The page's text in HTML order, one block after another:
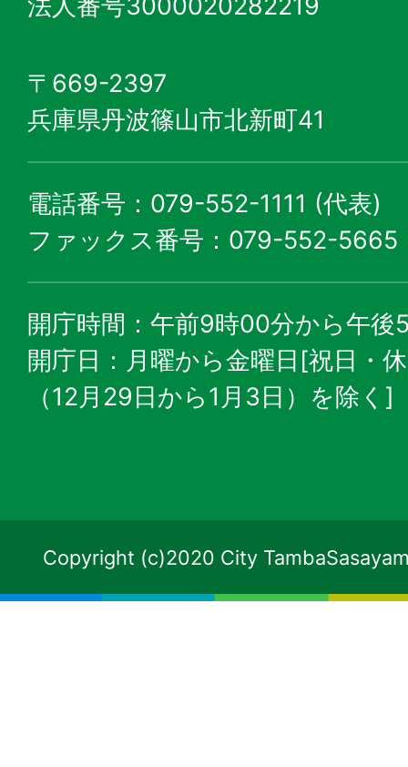
法人番号3000020282219
〒669-2397
兵庫県丹波篠山市北新町41
電話番号：079-552-1111 (代表)
ファックス番号：079-552-5665
開庁時間：午前9時00分から午後
開庁日：月曜から金曜日[祝日・
（12月29日から1月3日）を除く]
Copyright (c)2020 City